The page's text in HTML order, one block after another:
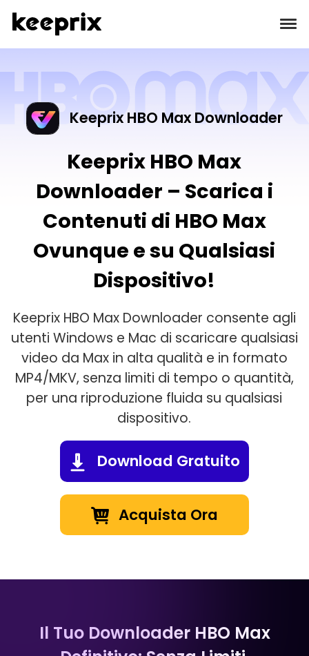
Prodotti
Recensioni
Supporto
Guide
Languages
Keeprix HBO Max Downloader
Keeprix HBO Max
Downloader – Scarica i
Contenuti di HBO Max
Ovunque e su Qualsiasi
Dispositivo!
Keeprix HBO Max Downloader consente agli
utenti Windows e Mac di scaricare qualsiasi
video da Max in alta qualità e in formato
MP4/MKV, senza limiti di tempo o quantità,
per una riproduzione fluida su qualsiasi
dispositivo.
Download Gratuito
Acquista Ora
Il Tuo Downloader HBO Max